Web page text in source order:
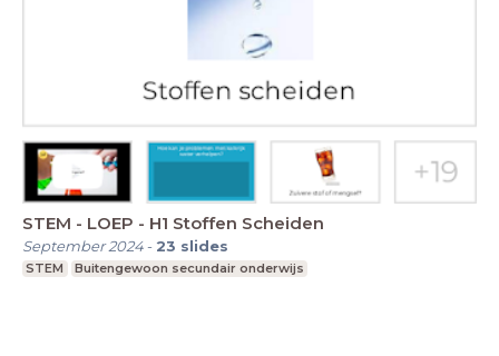
STEM - LOEP - H1 Stoffen Scheiden
September 2024- 23 slides
STEM Buitengewoon secundair onderwijs